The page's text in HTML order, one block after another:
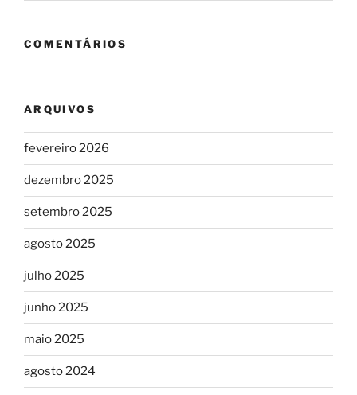
COMENTÁRIOS
ARQUIVOS
fevereiro 2026
dezembro 2025
setembro 2025
agosto 2025
julho 2025
junho 2025
maio 2025
agosto 2024